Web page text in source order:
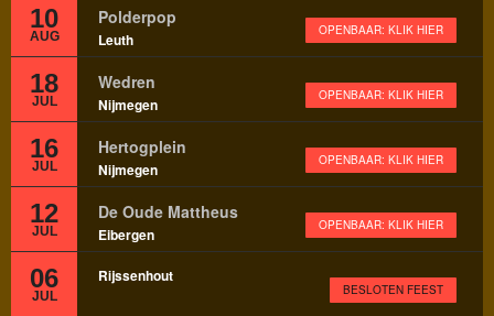
10
AUG
Polderpop
Leuth OPENBAAR: KLIK HIER
18
JUL
Wedren
Nijmegen OPENBAAR: KLIK HIER
16
JUL
Hertogplein
Nijmegen OPENBAAR: KLIK HIER
12
JUL
De Oude Mattheus
Eibergen OPENBAAR: KLIK HIER
06
JUL
Rijssenhout
BESLOTEN FEEST